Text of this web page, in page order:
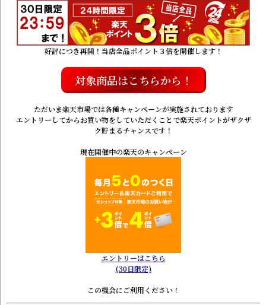
好評につき再開！当店全品ポイント３倍を開催します！
対象商品はこちらから！
ただいま楽天市場では各種キャンペーンが実施されております
エントリーしてからお買い物をしていただくことで楽天ポイントがザクザ
ク貯まるチャンスです！
現在開催中の楽天のキャンペーン
エントリーはこちら
(30日限定)
この機会にご利用ください！